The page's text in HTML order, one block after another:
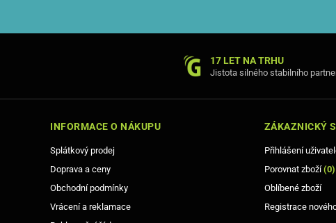
17 LET NA TRHU
Jistota silného stabilního
INFORMACE O NÁKUPU
Splátkový prodej
Doprava a ceny
Obchodní podmínky
Vrácení a reklamace
ZÁKAZNICKÝ
Přihlášení
Porovnat zboží(0)
Oblíbené zboží
Registrace